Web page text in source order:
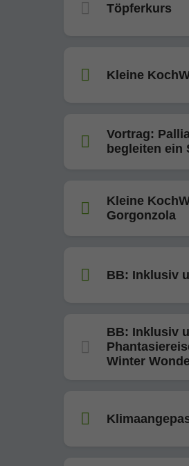
Töpferkurs
Kleine
Vortrag:
begleiten ein
Kleine
Gorgonzola
BB: Inklusiv
BB: Inklusiv
Winter